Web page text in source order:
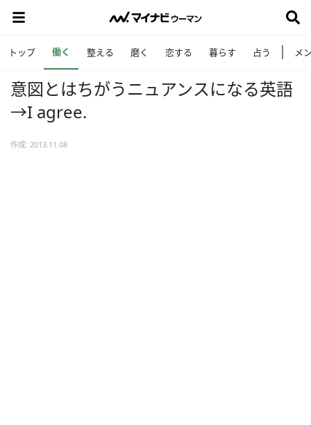
トップ 働く 整える 磨く 恋する 暮らす 占う メ
意図とはちがうニュアンスになる英語
→I agree.
作成: 2013.11.08